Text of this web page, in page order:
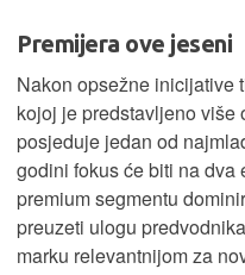
Premijera ove jeseni
Nakon opsežne inicijative
kojoj je predstavljeno više
posjeduje jedan od
godini fokus će biti na dva
premium segmentu
preuzeti ulogu
marku relevantnijom za